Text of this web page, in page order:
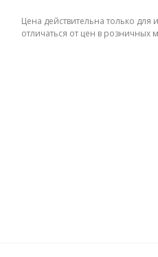
Цена действительна только
отличаться от цен в розничных